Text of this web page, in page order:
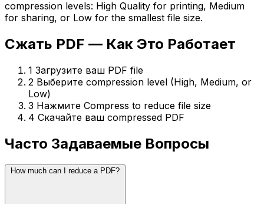
compression levels: High Quality for printing, Medium
for sharing, or Low for the smallest file size.
Сжать PDF — Как Это Работает
1 Загрузите ваш PDF file
2 Выберите compression level (High, Medium, or
Low)
3 Нажмите Compress to reduce file size
4 Скачайте ваш compressed PDF
Часто Задаваемые Вопросы
How much can I reduce a PDF?